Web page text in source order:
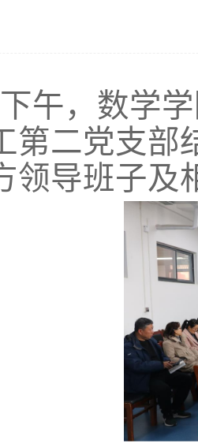
午，数学
第二党支部
领导班子及